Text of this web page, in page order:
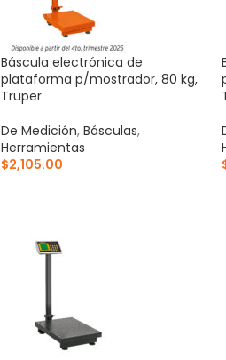
Báscula electrónica de
plataforma p/mostrador, 80 kg,
Truper
De Medición, Básculas,
Herramientas
$2,105.00